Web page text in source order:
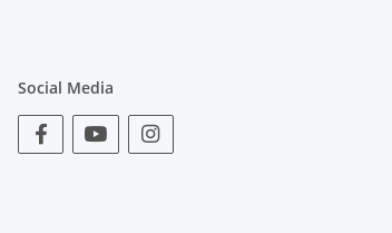
Social Media